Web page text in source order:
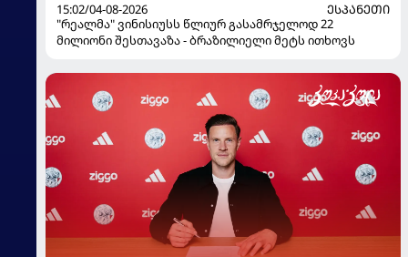
15:02/04-08-2026
ᲔᲡᲞᲐᲜᲔᲗᲘ
"რეალმა" ვინისიუსს წლიურ გასამრჯელოდ 22
მილიონი შესთავაზა - ბრაზილიელი მეტს ითხოვს